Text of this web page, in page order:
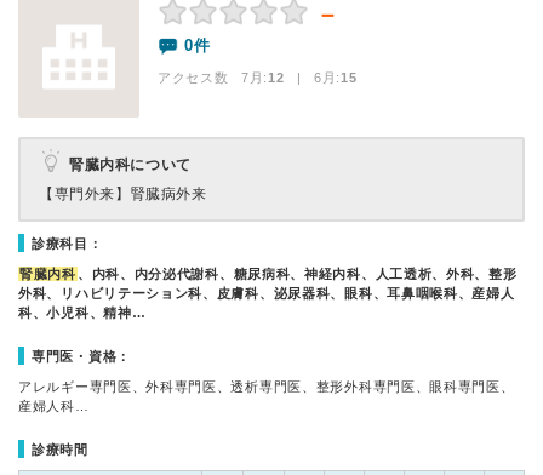
－
0件
アクセス数 7月:12 | 6月:15
腎臓内科について
【専門外来】 腎臓病外来
診療科目：
腎臓内科 、内科、内分泌代謝科、糖尿病科、神経内科、人工透析、外科、整形
外科、リハビリテーション科、皮膚科、泌尿器科、眼科、耳鼻咽喉科、産婦人
科、小児科、精神…
専門医・資格：
アレルギー専門医、外科専門医、透析専門医、整形外科専門医、眼科専門医、
産婦人科…
診療時間